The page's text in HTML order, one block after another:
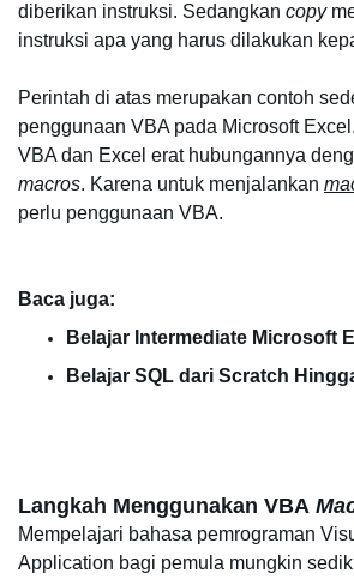
diberikan instruksi. Sedangkan copy
instruksi apa yang harus dilakukan
Perintah di atas merupakan contoh
penggunaan VBA pada Microsoft
macros. Karena untuk menjalankan
perlu penggunaan VBA.
Baca juga:
Belajar Intermediate Microsoft
Belajar SQL dari Scratch
Langkah Menggunakan VBA
Mempelajari bahasa pemrograman
Application bagi pemula mungkin